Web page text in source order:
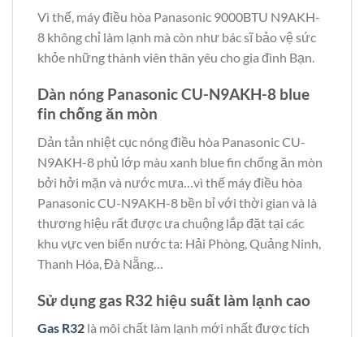
Vì thế, máy điều hòa Panasonic 9000BTU N9AKH-
8 không chỉ làm lạnh mà còn như bác sĩ bảo vệ sức
khỏe những thành viên thân yêu cho gia đình Bạn.
Dàn nóng Panasonic CU-N9AKH-8 blue
fin chống ăn mòn
Dản tản nhiệt cục nóng điều hòa Panasonic CU-
N9AKH-8 phủ lớp màu xanh blue fin chống ăn mòn
bởi hởi mặn và nước mưa…vì thế máy điều hòa
Panasonic CU-N9AKH-8 bền bỉ với thời gian và là
thương hiệu rất được ưa chuộng lắp đặt tại các
khu vực ven biển nước ta: Hải Phòng, Quảng Ninh,
Thanh Hóa, Đà Nẵng…
Sử dụng gas R32 hiệu suất làm lạnh cao
Gas R32 là môi chất làm lạnh mới nhất được tích